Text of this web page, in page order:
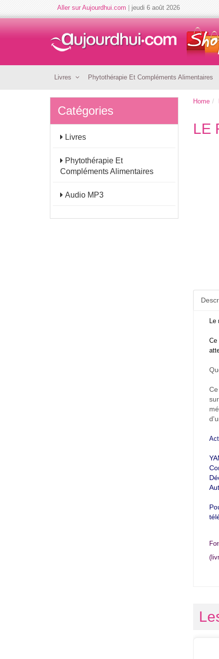
Aller sur Aujourdhui.com jeudi 6 août 2026
Livres Phytothérapie Et Compléments Alimentaires
Catégories
Livres
Phytothérapie Et
Compléments Alimentaires
Audio MP3
Home
LE
Le
Ce